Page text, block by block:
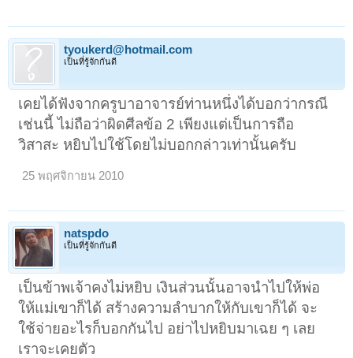
tyoukerd@hotmail.com
เป็นที่รู้จักกันดี
เคยได้ฟังจากครูบาอาจารย์ท่านหนึ่งได้บอกว่ากรณี
เช่นนี้ ไม่ถือว่าผิดศีลข้อ 2 เพียงแต่เป็นการถือ
วิสาสะ หยิบไปใช้โดยไม่บอกกล่าวเท่านั้นครับ
25 พฤศจิกายน 2010
natspdo
เป็นที่รู้จักกันดี
เป็นข้าพเจ้าคงไม่หยิบ เงินส่วนนั้นอาจนำไปให้พ่อ
ให้แม่เขาก็ได้ สร้างความลำบากให้กับเขาก็ได้ จะ
ใช้จ่ายอะไรก็บอกกันไป อย่าไปหยิบมาเฉย ๆ เลย
เราจะเคยตัว